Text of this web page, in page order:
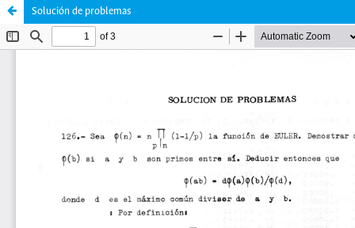
Solución de problemas